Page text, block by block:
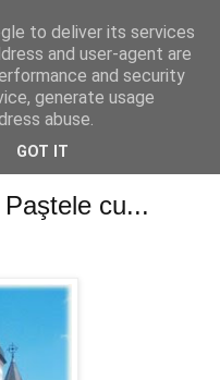
informație și opinie; Joi
cu...
to deliver its services
and user-agent are
and security
generate usage
abuse.
GOT IT